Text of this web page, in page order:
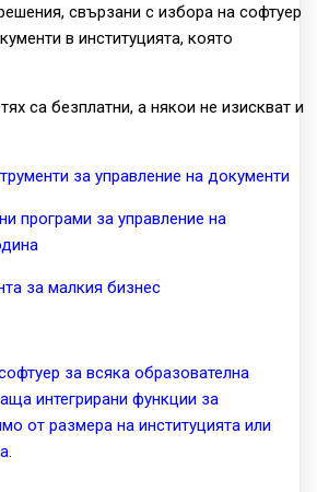
свързани с избора на софтуер
в институцията, която
са безплатни, а някои не изискват и
за управление на документи
програми за управление на
за малкия бизнес
за всяка образователна
интегрирани функции за
от размера на институцията или